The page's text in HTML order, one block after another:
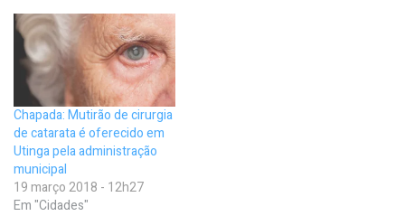
Chapada: Mutirão de cirurgia
de catarata é oferecido em
Utinga pela administração
municipal
19 março 2018 - 12h27
Em "Cidades"